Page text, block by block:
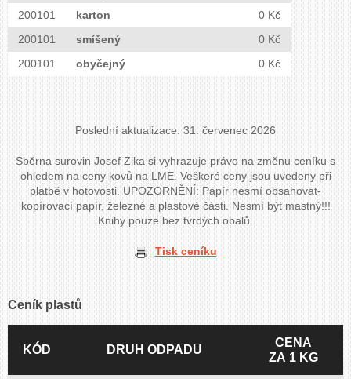
200101
karton
0 Kč
200101
smíšený
0 Kč
200101
obyčejný 0 Kč
Poslední aktualizace: 31. červenec 2026
Sběrna surovin Josef Zika si vyhrazuje právo na změnu ceníku s
ohledem na ceny kovů na LME. Veškeré ceny jsou uvedeny při
platbě v hotovosti. UPOZORNĚNÍ: Papír nesmí obsahovat-
kopírovací papír, železné a plastové části. Nesmí být mastný!!!
Knihy pouze bez tvrdých obalů.
Tisk ceníku
Ceník plastů
KÓD DRUH ODPADU
CENA
ZA 1 KG